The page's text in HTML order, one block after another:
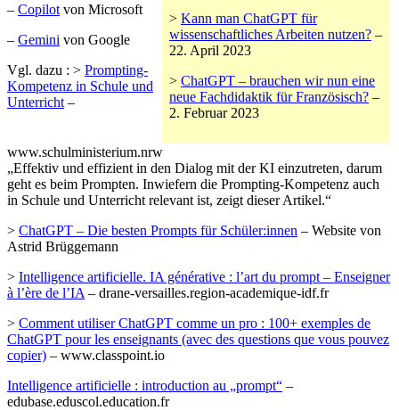
> Kann man ChatGPT für
wissenschaftliches Arbeiten nutzen? –
22. April 2023
> ChatGPT – brauchen wir nun eine
neue Fachdidaktik für Französisch? –
2. Februar 2023
– Copilot von Microsoft
– Gemini von Google
Vgl. dazu : > Prompting-
Kompetenz in Schule und
Unterricht –
www.schulministerium.nrw
„Effektiv und effizient in den Dialog mit der KI einzutreten, darum
geht es beim Prompten. Inwiefern die Prompting-Kompetenz auch
in Schule und Unterricht relevant ist, zeigt dieser Artikel.“
> ChatGPT – Die besten Prompts für Schüler:innen – Website von
Astrid Brüggemann
> Intelligence artificielle. IA générative : l’art du prompt – Enseigner
à l’ère de l’IA – drane-versailles.region-academique-idf.fr
> Comment utiliser ChatGPT comme un pro : 100+ exemples de
ChatGPT pour les enseignants (avec des questions que vous pouvez
copier) – www.classpoint.io
Intelligence artificielle : introduction au „prompt“ –
edubase.eduscol.education.fr